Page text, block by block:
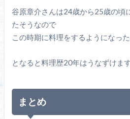
谷原章介さんは24歳から25歳の頃
たそうなので
この時期に料理をするようになっ
となると料理歴20年はうなずけま
まとめ